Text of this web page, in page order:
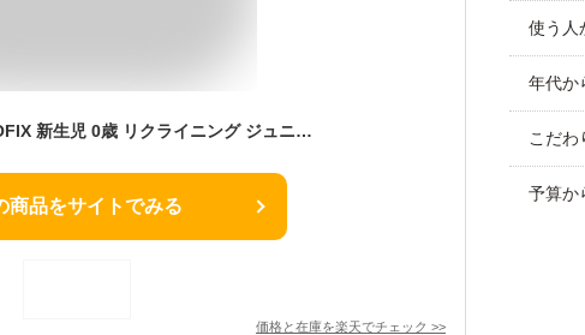
チャイルドシート ISOFIX 新生児 0歳 リクライニング ジュニア ベビー カーシート サポートレッグ 出産準備 退院 赤ちゃん 回転式 安全基準 R129 i-Size 適合 アイソフィックス DAIICHI BLIVA 360 i-Size
商品をサイトでみる
価格と在庫を楽天でチェック >>
使う人
年代か
こだわ
予算か